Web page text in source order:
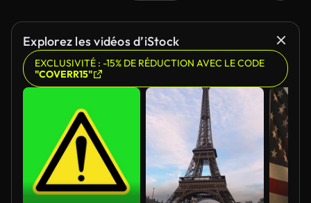
Explorez les vidéos d’iStock
EXCLUSIVITÉ : -15% DE RÉDUCTION AVEC LE CODE
"COVERR15"